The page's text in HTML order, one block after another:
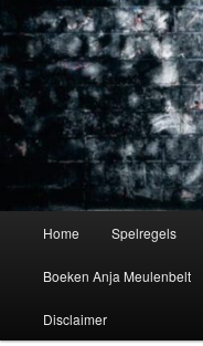
Home Spelregels
Boeken Anja Meulenbelt
Disclaimer